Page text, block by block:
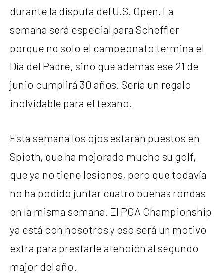
durante la disputa del U.S. Open. La
semana será especial para Scheffler
porque no solo el campeonato termina el
Día del Padre, sino que además ese 21 de
junio cumplirá 30 años. Sería un regalo
inolvidable para el texano.
Esta semana los ojos estarán puestos en
Spieth, que ha mejorado mucho su golf,
que ya no tiene lesiones, pero que todavía
no ha podido juntar cuatro buenas rondas
en la misma semana. El PGA Championship
ya está con nosotros y eso será un motivo
extra para prestarle atención al segundo
major del año.